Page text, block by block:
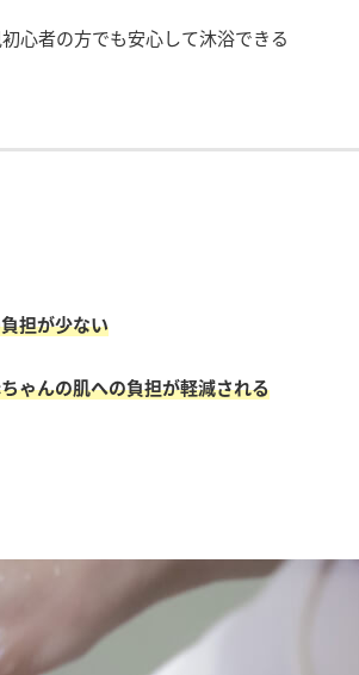
心者の方でも安心して沐浴できる
担が少ない
ゃんの肌への負担が軽減される